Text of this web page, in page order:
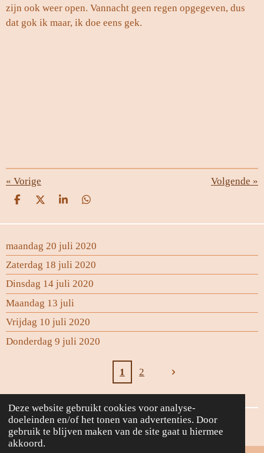
Deze website gebruikt cookies voor analyse-
doeleinden en/of het tonen van advertenties. Door
gebruik te blijven maken van de site gaat u hiermee
akkoord.
zijn ook weer open. Vannacht geen regen opgegeven, dus
dat gok ik maar, ik doe eens gek.
« Vorige Volgende »
D
l
n
D
e
S
a
e
D
l
n
maandag 20 juli 2020
Zaterdag 18 juli 2020
Dinsdag 14 juli 2020
Maandag 13 juli
Vrijdag 10 juli 2020
Donderdag 9 juli 2020
1 2
Powered by JouwWeb